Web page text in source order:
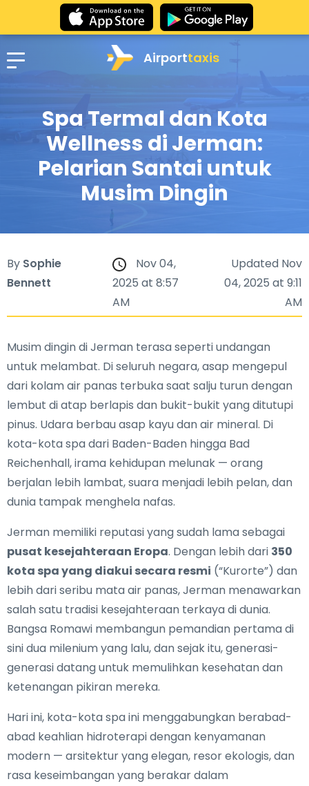
Airporttaxis
Spa Termal dan Kota
Wellness di Jerman:
Pelarian Santai untuk
Musim Dingin
By Sophie
Bennett
Nov 04,
2025 at 8:57
AM
Updated Nov
04, 2025 at 9:11
AM
Musim dingin di Jerman terasa seperti undangan
untuk melambat. Di seluruh negara, asap mengepul
dari kolam air panas terbuka saat salju turun dengan
lembut di atap berlapis dan bukit-bukit yang ditutupi
pinus. Udara berbau asap kayu dan air mineral. Di
kota-kota spa dari Baden-Baden hingga Bad
Reichenhall, irama kehidupan melunak — orang
berjalan lebih lambat, suara menjadi lebih pelan, dan
dunia tampak menghela nafas.
Jerman memiliki reputasi yang sudah lama sebagai
pusat kesejahteraan Eropa. Dengan lebih dari 350
kota spa yang diakui secara resmi (“Kurorte”) dan
lebih dari seribu mata air panas, Jerman menawarkan
salah satu tradisi kesejahteraan terkaya di dunia.
Bangsa Romawi membangun pemandian pertama di
sini dua milenium yang lalu, dan sejak itu, generasi-
generasi datang untuk memulihkan kesehatan dan
ketenangan pikiran mereka.
Hari ini, kota-kota spa ini menggabungkan berabad-
abad keahlian hidroterapi dengan kenyamanan
modern — arsitektur yang elegan, resor ekologis, dan
rasa keseimbangan yang berakar dalam